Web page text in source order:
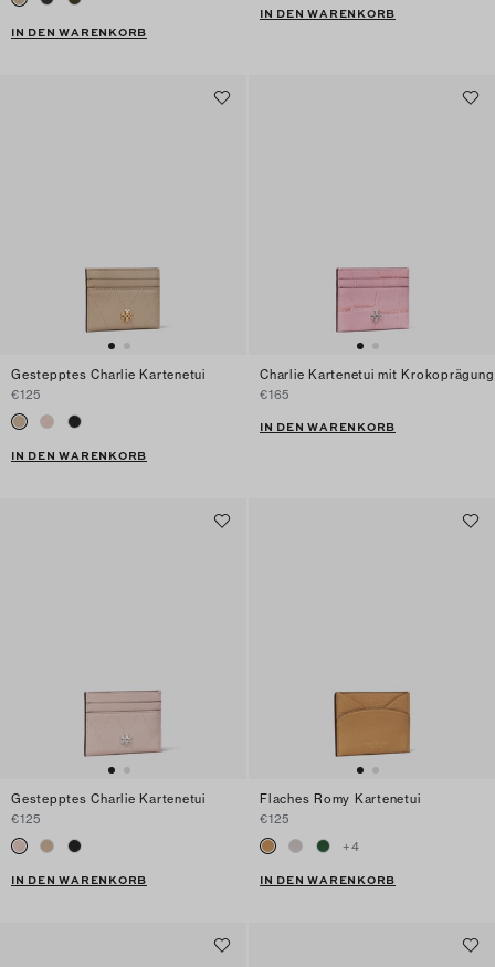
IN DEN WARENKORB
IN DEN WARENKORB
Gestepptes Charlie Kartenetui
€125
IN DEN WARENKORB
Charlie Kartenetui mit Krokoprägung
€165
IN DEN WARENKORB
Gestepptes Charlie Kartenetui
€125
IN DEN WARENKORB
Flaches Romy Kartenetui
€125
+4
IN DEN WARENKORB